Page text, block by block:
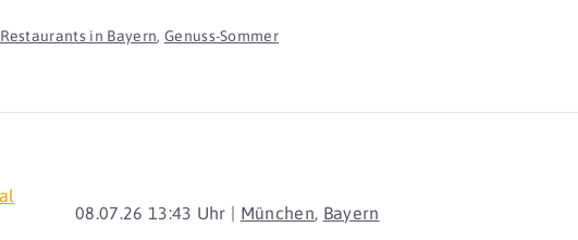
Restaurants in Bayern, Genuss-Sommer
08.07.26 13:43 Uhr | München, Bayern